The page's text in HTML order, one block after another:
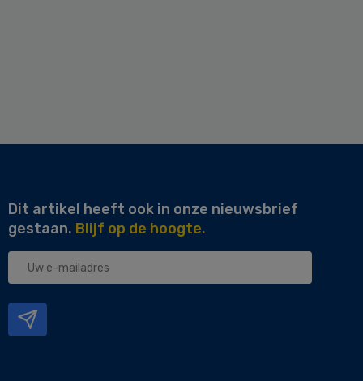
Dit artikel heeft ook in onze nieuwsbrief
gestaan. Blijf op de hoogte.
Uw